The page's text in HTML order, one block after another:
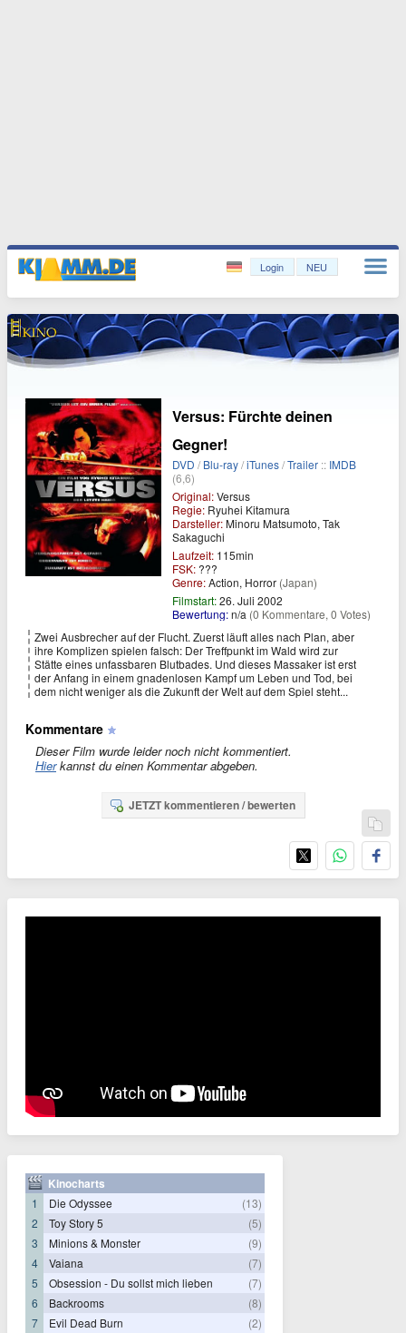
Login NEU
Versus: Fürchte deinen
Gegner!
DVD /Blu-ray/iTunes/Trailer :: IMDB
(6,6)
Original:Versus
Regie: Ryuhei Kitamura
Darsteller:Minoru Matsumoto, Tak
Sakaguchi
Laufzeit: 115min
FSK: ???
Genre:Action, Horror (Japan)
Filmstart:26. Juli 2002
Bewertung:n/a (0 Kommentare, 0 Votes)
Zwei Ausbrecher auf der Flucht. Zuerst läuft alles nach Plan, aber
ihre Komplizen spielen falsch: Der Treffpunkt im Wald wird zur
Stätte eines unfassbaren Blutbades. Und dieses Massaker ist erst
der Anfang in einem gnadenlosen Kampf um Leben und Tod, bei
dem nicht weniger als die Zukunft der Welt auf dem Spiel steht...
Kommentare
Dieser Film wurde leider noch nicht kommentiert.
Hierkannst du einen Kommentar abgeben.
JETZT kommentieren / bewerten
Kinocharts
1 Die Odyssee
(13)
2
Toy Story 5
(5)
3
Minions & Monster
(9)
4
Vaiana
(7)
5
Obsession - Du sollst mich lieben
(7)
6
Backrooms
(8)
7
Evil Dead Burn
(2)